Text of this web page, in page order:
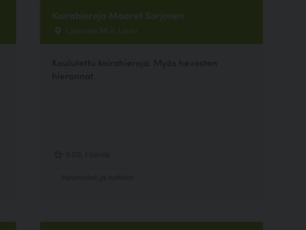
Koirahieroja Maaret Sorjonen
Liperintie 98 d, Liperi
Koulutettu koirahieroja. Myös hevosten
hieronnat.